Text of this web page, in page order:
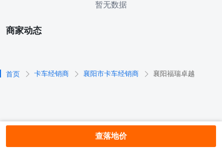
暂无数据
商家动态
首页 卡车经销商 襄阳市卡车经销商 襄阳福瑞卓越
查落地价